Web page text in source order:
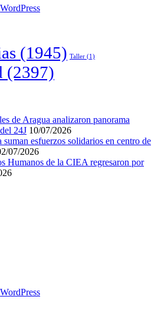
WordPress
(1945) Taller (1)
(2397)
de Aragua analizaron panorama
24J 10/07/2026
esfuerzos solidarios en centro de
07/2026
Humanos de la CIEA regresaron por
WordPress